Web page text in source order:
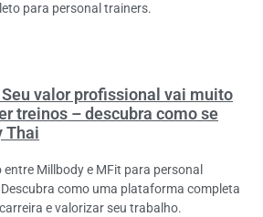
para personal trainers.
valor profissional vai muito
treinos – descubra como se
Thai
Millbody e MFit para personal
como uma plataforma completa
e valorizar seu trabalho.